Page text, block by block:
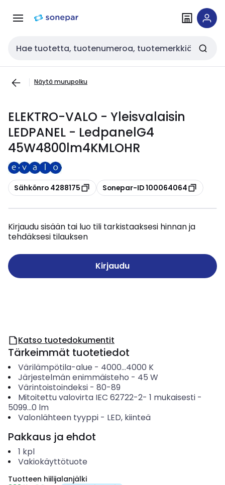
navigointiinsisältöön
Haku
Näytä murupolku
ELEKTRO-VALO - Yleisvalaisin
LEDPANEL - LedpanelG4
45W4800lm4KMLOHR
Kopioi
Sähkönro 4288175 Kopioi
Sonepar-ID 100064064
Kirjaudu sisään tai luo tili tarkistaaksesi hinnan ja
tehdäksesi tilauksen
Kirjaudu
Katso tuotedokumentit
Tärkeimmät tuotetiedot
Värilämpötila-alue - 4000...4000 K
Järjestelmän enimmäisteho - 45 W
Värintoistoindeksi- 80-89
Mitoitettu valovirta IEC 62722-2- 1 mukaisesti-
5099...0 lm
Valonlähteen tyyppi- LED, kiinteä
Pakkaus ja ehdot
1 kpl
Vakiokäyttötuote
Tuotteen hiilijalanjälki